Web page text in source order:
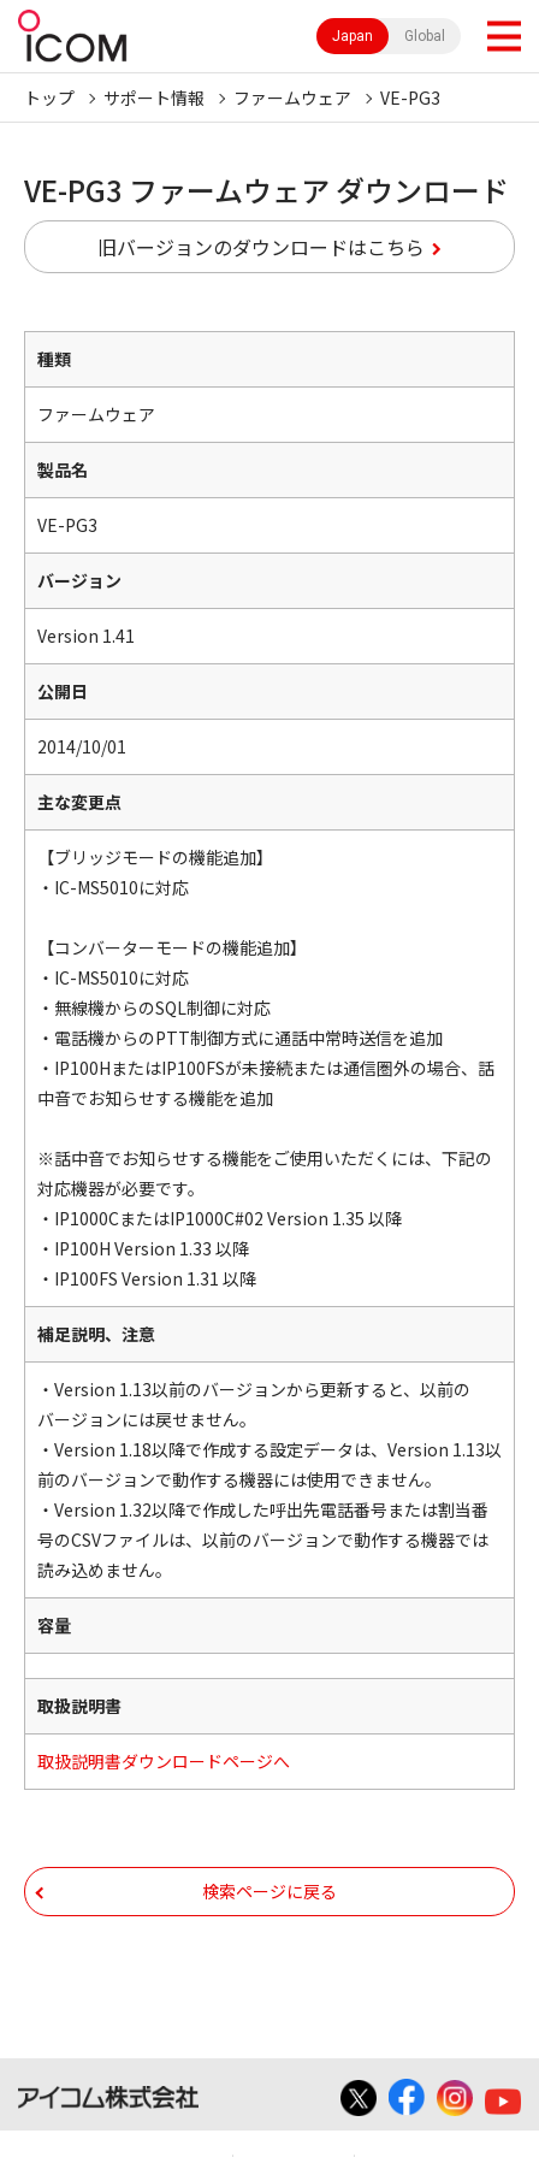
Japan Global
トップ サポート情報 ファームウェア VE-PG3
VE-PG3 ファームウェア ダウンロード
旧バージョンのダウンロードはこちら
種類
ファームウェア
製品名
VE-PG3
バージョン
Version 1.41
公開日
2014/10/01
主な変更点
【ブリッジモードの機能追加】
・IC-MS5010に対応
【コンバーターモードの機能追加】
・IC-MS5010に対応
・無線機からのSQL制御に対応
・電話機からのPTT制御方式に通話中常時送信を追加
・IP100HまたはIP100FSが未接続または通信圏外の場合、話
中音でお知らせする機能を追加
※話中音でお知らせする機能をご使用いただくには、下記の
対応機器が必要です。
・IP1000CまたはIP1000C#02 Version 1.35 以降
・IP100H Version 1.33 以降
・IP100FS Version 1.31 以降
補足説明、注意
・Version 1.13以前のバージョンから更新すると、以前の
バージョンには戻せません。
・Version 1.18以降で作成する設定データは、Version 1.13以
前のバージョンで動作する機器には使用できません。
・Version 1.32以降で作成した呼出先電話番号または割当番
号のCSVファイルは、以前のバージョンで動作する機器では
読み込めません。
容量
取扱説明書
取扱説明書ダウンロードページへ
検索ページに戻る